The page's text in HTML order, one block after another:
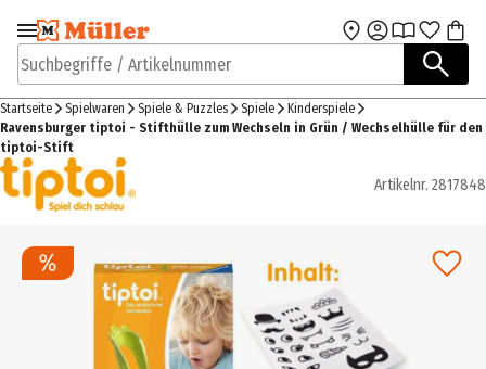
Zur Navigation
springen
Zum Hauptinhalt
Suchbegriffe / Artikelnummer
Startseite Spielwaren Spiele & Puzzles Spiele
Kinderspiele
Ravensburger tiptoi - Stifthülle zum Wechseln in Grün / Wechselhülle für den
tiptoi-Stift
Artikelnr. 2817848